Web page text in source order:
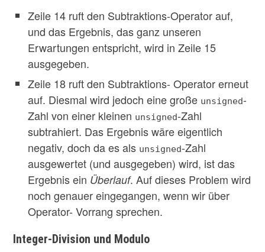
Zeile 14 ruft den Subtraktions-Operator auf,
und das Ergebnis, das ganz unseren
Erwartungen entspricht, wird in Zeile 15
ausgegeben.
Zeile 18 ruft den Subtraktions- Operator erneut
auf. Diesmal wird jedoch eine große unsigned-
Zahl von einer kleinen unsigned-Zahl
subtrahiert. Das Ergebnis wäre eigentlich
negativ, doch da es als unsigned-Zahl
ausgewertet (und ausgegeben) wird, ist das
Ergebnis ein Überlauf. Auf dieses Problem wird
noch genauer eingegangen, wenn wir über
Operator- Vorrang sprechen.
Integer-Division und Modulo